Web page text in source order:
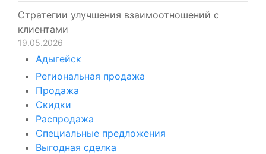
Стратегии улучшения взаимоотношений с
клиентами
19.05.2026
Адыгейск
Региональная продажа
Продажа
Скидки
Распродажа
Специальные предложения
Выгодная сделка